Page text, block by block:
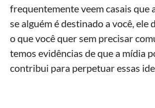
frequentemente veem casais que
se alguém é destinado a você, ele
o que você quer sem precisar
temos evidências de que a mídia
contribui para perpetuar essas